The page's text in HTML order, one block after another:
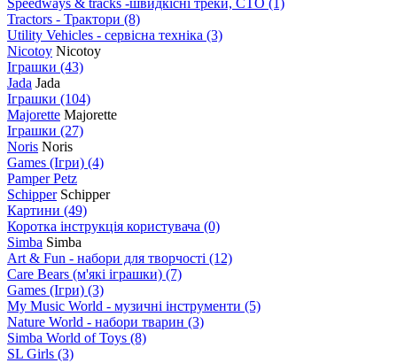
Speedways & tracks -швидкісні треки, СТО (1)
Tractors - Трактори (8)
Utility Vehicles - сервісна техніка (3)
Nicotoy Nicotoy
Іграшки (43)
Jada Jada
Іграшки (104)
Majorette Majorette
Іграшки (27)
Noris Noris
Games (Ігри) (4)
Pamper Petz
Schipper Schipper
Картини (49)
Коротка інструкція користувача (0)
Simba Simba
Art & Fun - набори для творчості (12)
Care Bears (м'які іграшки) (7)
Games (Ігри) (3)
My Music World - музичні інструменти (5)
Nature World - набори тварин (3)
Simba World of Toys (8)
SL Girls (3)